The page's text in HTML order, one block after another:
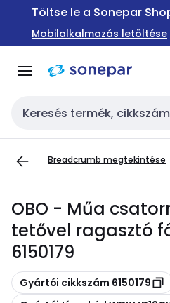
Ugrás a
Ugrás a
tartalomra
Töltse le a Sonepar
Mobilalkalmazás letöltése
Keresési bemenet
Breadcrumb megtekintése
OBO - Műa
tetővel ragasztó
6150179
Másolás
Gyártói cikkszám 6150179